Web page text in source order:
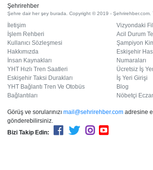
Şehrirehber
Şehre dair her şey burada. Copyright © 2019 - Şehrirehber.com.
İletişim
İşlem Rehberi
Kullanıcı Sözleşmesi
Hakkımızda
İnsan Kaynakları
YHT Hızlı Tren Saatleri
Eskişehir Taksi Durakları
YHT Bağlantı Tren Ve Otobüs
Bağlantıları
Vizyondaki
Acil Durum
Şampiyon
Eskişehir
Numaraları
Ücretsiz İş
İş Yeri Girişi
Blog
Nöbetçi
Görüş ve sorularınızı mail@sehrirehber.com adresine
gönderebilirsiniz.
Bizi Takip Edin: